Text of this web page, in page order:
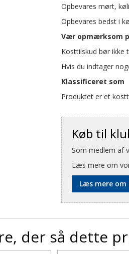
Opbevares mørt,
Opbevares bedst i
Vær opmærksom
Kosttilskud bør ikke
Hvis du indtager
Klassificeret som
Produktet er et
Køb til
Som medlem af
Læs mere om
Læs mere om
der så dette